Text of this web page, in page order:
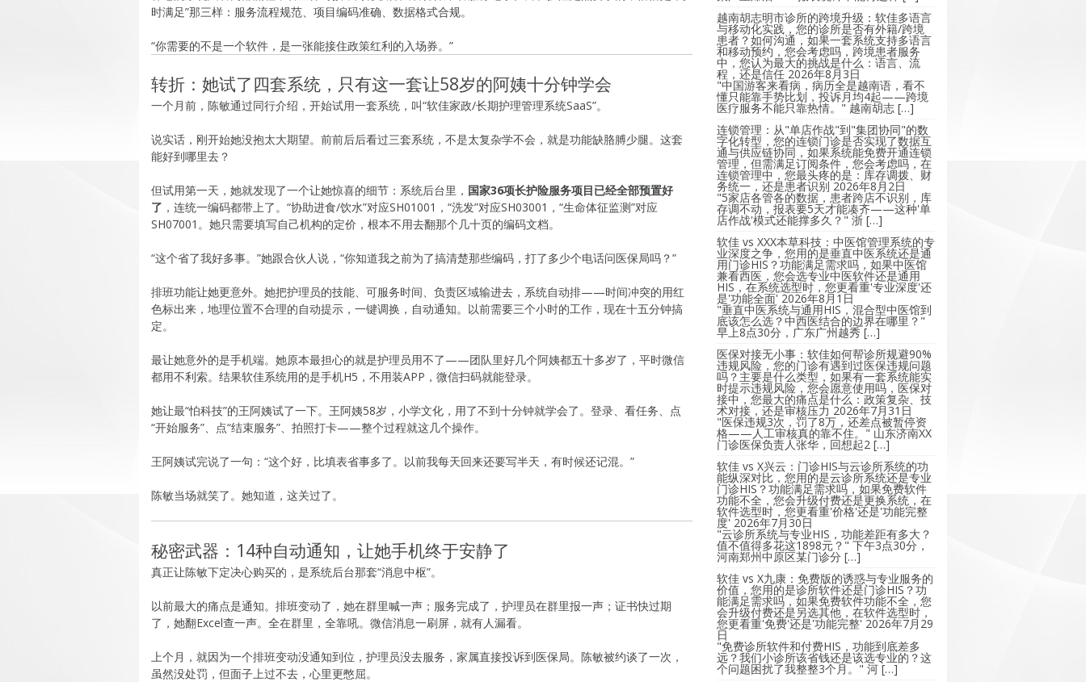
时满足”那三样：服务流程规范、项目编码准确、数据格式合规。
“你需要的不是一个软件，是一张能接住政策红利的入场券。”
转折：她试了四套系统，只有这一套让58岁的阿姨十分钟学会
一个月前，陈敏通过同行介绍，开始试用一套系统，叫“软佳家政/长期护理管理系统SaaS”。
说实话，刚开始她没抱太大期望。前前后后看过三套系统，不是太复杂学不会，就是功能缺胳膊少腿。这套
能好到哪里去？
但试用第一天，她就发现了一个让她惊喜的细节：系统后台里， 国家36项长护险服务项目已经全部预置好
了 ，连统一编码都带上了。“协助进食/饮水”对应SH01001，“洗发”对应SH03001，“生命体征监测”对应
SH07001。她只需要填写自己机构的定价，根本不用去翻那个几十页的编码文档。
“这个省了我好多事。”她跟合伙人说，“你知道我之前为了搞清楚那些编码，打了多少个电话问医保局吗？”
排班功能让她更意外。她把护理员的技能、可服务时间、负责区域输进去，系统自动排——时间冲突的用红
色标出来，地理位置不合理的自动提示，一键调换，自动通知。以前需要三个小时的工作，现在十五分钟搞
定。
最让她意外的是手机端。她原本最担心的就是护理员用不了——团队里好几个阿姨都五十多岁了，平时微信
都用不利索。结果软佳系统用的是手机H5，不用装APP，微信扫码就能登录。
她让最“怕科技”的王阿姨试了一下。王阿姨58岁，小学文化，用了不到十分钟就学会了。登录、看任务、点
“开始服务”、点“结束服务”、拍照打卡——整个过程就这几个操作。
王阿姨试完说了一句：“这个好，比填表省事多了。以前我每天回来还要写半天，有时候还记混。”
陈敏当场就笑了。她知道，这关过了。
秘密武器：14种自动通知，让她手机终于安静了
真正让陈敏下定决心购买的，是系统后台那套“消息中枢”。
以前最大的痛点是通知。排班变动了，她在群里喊一声；服务完成了，护理员在群里报一声；证书快过期
了，她翻Excel查一声。全在群里，全靠吼。微信消息一刷屏，就有人漏看。
上个月，就因为一个排班变动没通知到位，护理员没去服务，家属直接投诉到医保局。陈敏被约谈了一次，
虽然没处罚，但面子上过不去，心里更憋屈。
越南胡志明市诊所的跨境升级：软佳多语言
与移动化实践，您的诊所是否有外籍/跨境
患者？如何沟通，如果一套系统支持多语言
和移动预约，您会考虑吗，跨境患者服务
中，您认为最大的挑战是什么：语言、流
程，还是信任 2026年8月3日
"中国游客来看病，病历全是越南语，看不
懂只能靠手势比划，投诉月均4起——跨境
医疗服务不能只靠热情。" 越南胡志 […]
连锁管理：从"单店作战"到"集团协同"的数
字化转型，您的连锁门诊是否实现了数据互
通与供应链协同，如果系统能免费开通连锁
管理，但需满足订阅条件，您会考虑吗，在
连锁管理中，您最头疼的是：库存调拨、财
务统一，还是患者识别 2026年8月2日
"5家店各管各的数据，患者跨店不识别，库
存调不动，报表要5天才能凑齐——这种'单
店作战'模式还能撑多久？" 浙 […]
软佳 vs XXX本草科技：中医馆管理系统的专
业深度之争，您用的是垂直中医系统还是通
用门诊HIS？功能满足需求吗，如果中医馆
兼看西医，您会选专业中医软件还是通用
HIS，在系统选型时，您更看重'专业深度'还
是'功能全面' 2026年8月1日
"垂直中医系统与通用HIS，混合型中医馆到
底该怎么选？中西医结合的边界在哪里？"
早上8点30分，广东广州越秀 […]
医保对接无小事：软佳如何帮诊所规避90%
违规风险，您的门诊有遇到过医保违规问题
吗？主要是什么类型，如果有一套系统能实
时提示违规风险，您会愿意使用吗，医保对
接中，您最大的痛点是什么：政策复杂、技
术对接，还是审核压力 2026年7月31日
"医保违规3次，罚了8万，还差点被暂停资
格——人工审核真的靠不住。" 山东济南XX
门诊医保负责人张华，回想起2 […]
软佳 vs X兴云：门诊HIS与云诊所系统的功
能纵深对比，您用的是云诊所系统还是专业
门诊HIS？功能满足需求吗，如果免费软件
功能不全，您会升级付费还是更换系统，在
软件选型时，您更看重'价格'还是'功能完整
度' 2026年7月30日
"云诊所系统与专业HIS，功能差距有多大？
值不值得多花这1898元？" 下午3点30分，
河南郑州中原区某门诊分 […]
软佳 vs X九康：免费版的诱惑与专业服务的
价值，您用的是诊所软件还是门诊HIS？功
能满足需求吗，如果免费软件功能不全，您
会升级付费还是另选其他，在软件选型时，
您更看重'免费'还是'功能完整' 2026年7月29
日
"免费诊所软件和付费HIS，功能到底差多
远？我们小诊所该省钱还是该选专业的？这
个问题困扰了我整整3个月。" 河 […]